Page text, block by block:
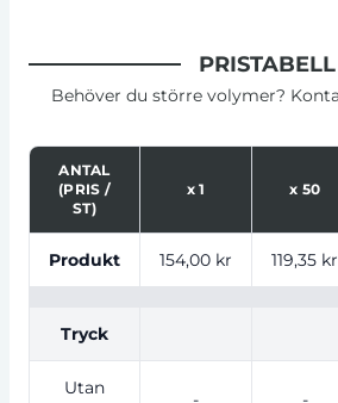
PRISTABELL
Behöver du större volymer?
ANTAL
(PRIS /
ST)
x1 x 50
Produkt 154,00 kr 119,35 kr
Tryck
Utan